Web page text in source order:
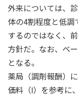
外来については、
体の4割程度と低
するのではなく、
方針だ。なお、ベ
となる。
薬局（調剤報酬）
価料（Ⅰ）を参考に